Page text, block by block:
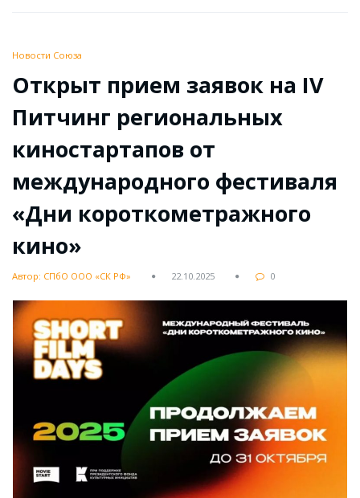
Новости Союза
Открыт прием заявок на IV
Питчинг региональных
киностартапов от
международного фестиваля
«Дни короткометражного
кино»
Автор: СПбО ООО «СК РФ» 22.10.2025 0